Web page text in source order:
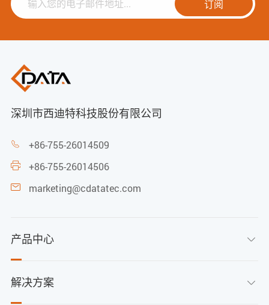
订阅
深圳市西迪特科技股份有限公司
 +86-755-26014509
 +86-755-26014506
 marketing@cdatatec.com
产品中心 
解决方案 